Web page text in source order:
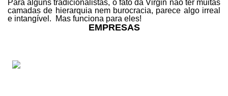
Para alguns tradicionalistas, o fato da Virgin não ter muitas
camadas de hierarquia nem burocracia, parece algo irreal
e intangível.
Mas funciona para eles!
EMPRESAS